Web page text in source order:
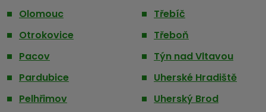
Olomouc
Otrokovice
Pacov
Pardubice
Pelhřimov
Třebíč
Třeboň
Týn nad Vltavou
Uherské Hradiště
Uherský Brod